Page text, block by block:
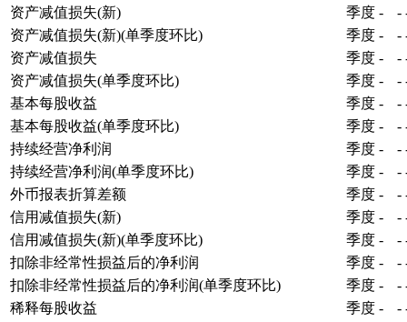
资产减值损失(新)
季度 - -
资产减值损失(新)(单季度环比)
季度 - -
资产减值损失
季度 - -
资产减值损失(单季度环比)
季度 - -
基本每股收益
季度 - -
基本每股收益(单季度环比)
季度 - -
持续经营净利润
季度 - -
持续经营净利润(单季度环比)
季度 - -
外币报表折算差额
季度 - -
信用减值损失(新)
季度 - -
信用减值损失(新)(单季度环比)
季度 - -
扣除非经常性损益后的净利润
季度 - -
扣除非经常性损益后的净利润(单季度环比)
季度 - -
稀释每股收益
季度 - -